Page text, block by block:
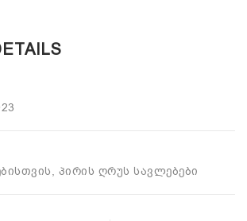
, პირის ღრუს სავლებები